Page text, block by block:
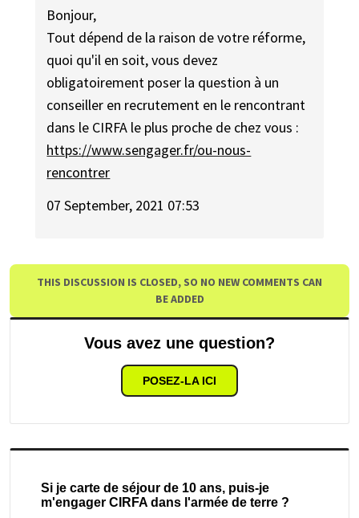
Bonjour,
Tout dépend de la raison de votre réforme,
quoi qu'il en soit, vous devez
obligatoirement poser la question à un
conseiller en recrutement en le rencontrant
dans le CIRFA le plus proche de chez vous :
https://www.sengager.fr/ou-nous-
rencontrer
07 September, 2021 07:53
THIS DISCUSSION IS CLOSED, SO NO NEW COMMENTS CAN
BE ADDED
Vous avez une question?
POSEZ-LA ICI
Si je carte de séjour de 10 ans, puis-je
m'engager CIRFA dans l'armée de terre ?